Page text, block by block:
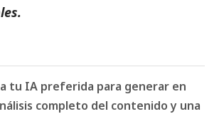
tu IA preferida para generar en
completo del contenido y una